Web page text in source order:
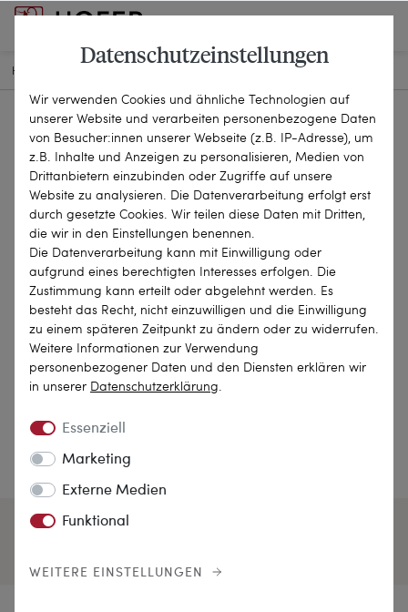
HOME BROSCHEN & NADELN
Datenschutzeinstellungen
Wir verwenden Cookies und ähnliche Technologien auf
unserer Website und verarbeiten personenbezogene Daten
von Besucher:innen unserer Webseite (z.B. IP-Adresse), um
z.B. Inhalte und Anzeigen zu personalisieren, Medien von
Drittanbietern einzubinden oder Zugriffe auf unsere
Website zu analysieren. Die Datenverarbeitung erfolgt erst
durch gesetzte Cookies. Wir teilen diese Daten mit Dritten,
die wir in den Einstellungen benennen.
Die Datenverarbeitung kann mit Einwilligung oder
aufgrund eines berechtigten Interesses erfolgen. Die
Zustimmung kann erteilt oder abgelehnt werden. Es
besteht das Recht, nicht einzuwilligen und die Einwilligung
zu einem späteren Zeitpunkt zu ändern oder zu widerrufen.
Weitere Informationen zur Verwendung
personenbezogener Daten und den Diensten erklären wir
in unserer Daten­schutz­erklärung.
Essenziell
Marketing
Externe Medien
Funktional
WEITERE EINSTELLUNGEN